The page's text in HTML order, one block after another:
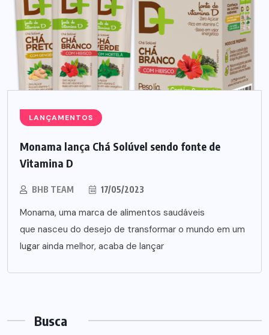
LANÇAMENTOS
Monama lança Chá Solúvel sendo fonte de
Vitamina D
BHB TEAM 17/05/2023
Monama, uma marca de alimentos saudáveis
que nasceu do desejo de transformar o mundo em um
lugar ainda melhor, acaba de lançar
Busca